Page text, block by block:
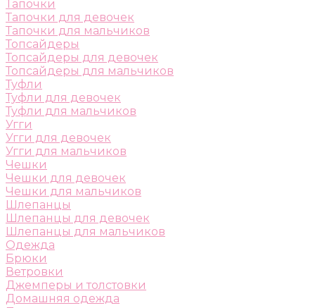
Тапочки
Тапочки для девочек
Тапочки для мальчиков
Топсайдеры
Топсайдеры для девочек
Топсайдеры для мальчиков
Туфли
Туфли для девочек
Туфли для мальчиков
Угги
Угги для девочек
Угги для мальчиков
Чешки
Чешки для девочек
Чешки для мальчиков
Шлепанцы
Шлепанцы для девочек
Шлепанцы для мальчиков
Одежда
Брюки
Ветровки
Джемперы и толстовки
Домашняя одежда